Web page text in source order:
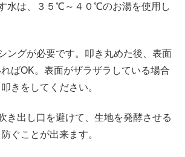
水は、３５℃～４０℃のお湯を使用し
ングが必要です。叩き丸めた後、表面
ばOK。表面がザラザラしている場合
きをしてください。
き出し口を避けて、生地を発酵させる
ぐことが出来ます。